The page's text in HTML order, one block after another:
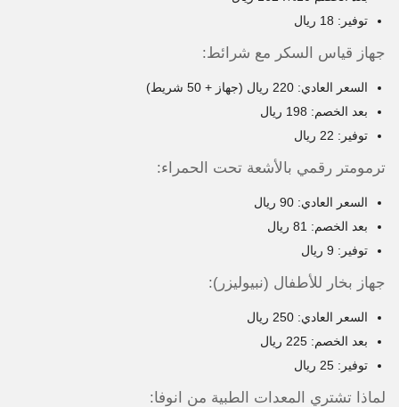
توفير: 18 ريال
جهاز قياس السكر مع شرائط:
السعر العادي: 220 ريال (جهاز + 50 شريط)
بعد الخصم: 198 ريال
توفير: 22 ريال
ترمومتر رقمي بالأشعة تحت الحمراء:
السعر العادي: 90 ريال
بعد الخصم: 81 ريال
توفير: 9 ريال
جهاز بخار للأطفال (نبيوليزر):
السعر العادي: 250 ريال
بعد الخصم: 225 ريال
توفير: 25 ريال
لماذا تشتري المعدات الطبية من انوفا: